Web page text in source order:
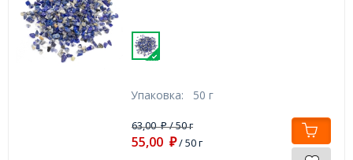
Упаковка: 50 г
63,00₽/ 50 г
55,00 ₽/ 50 г